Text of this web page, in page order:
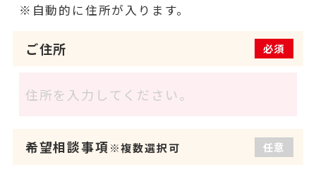
自動的に住所が入ります。
ご住所 必須
希望相談事項※複数選択可 任意